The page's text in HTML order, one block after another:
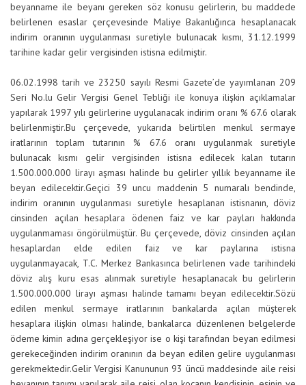
beyanname ile beyanı gereken söz konusu gelirlerin, bu maddede
belirlenen esaslar çerçevesinde Maliye Bakanlığınca hesaplanacak
indirim oranının uygulanması suretiyle bulunacak kısmı, 31.12.1999
tarihine kadar gelir vergisinden istisna edilmiştir.
06.02.1998 tarih ve 23250 sayılı Resmi Gazete’de yayımlanan 209
Seri No.lu Gelir Vergisi Genel Tebliği ile konuya ilişkin açıklamalar
yapılarak 1997 yılı gelirlerine uygulanacak indirim oranı % 67.6 olarak
belirlenmiştir.Bu çerçevede, yukarıda belirtilen menkul sermaye
iratlarının toplam tutarının % 67.6 oranı uygulanmak suretiyle
bulunacak kısmı gelir vergisinden istisna edilecek kalan tutarın
1.500.000.000 lirayı aşması halinde bu gelirler yıllık beyanname ile
beyan edilecektir.Geçici 39 uncu maddenin 5 numaralı bendinde,
indirim oranının uygulanması suretiyle hesaplanan istisnanın, döviz
cinsinden açılan hesaplara ödenen faiz ve kar payları hakkında
uygulanmaması öngörülmüştür. Bu çerçevede, döviz cinsinden açılan
hesaplardan elde edilen faiz ve kar paylarına istisna
uygulanmayacak, T.C. Merkez Bankasınca belirlenen vade tarihindeki
döviz alış kuru esas alınmak suretiyle hesaplanacak bu gelirlerin
1.500.000.000 lirayı aşması halinde tamamı beyan edilecektir.Sözü
edilen menkul sermaye iratlarının bankalarda açılan müşterek
hesaplara ilişkin olması halinde, bankalarca düzenlenen belgelerde
ödeme kimin adına gerçekleşiyor ise o kişi tarafından beyan edilmesi
gerekeceğinden indirim oranının da beyan edilen gelire uygulanması
gerekmektedir.Gelir Vergisi Kanununun 93 üncü maddesinde aile reisi